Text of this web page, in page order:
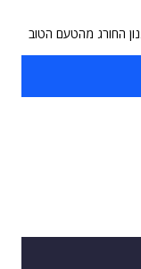
החורג מהטעם הטוב